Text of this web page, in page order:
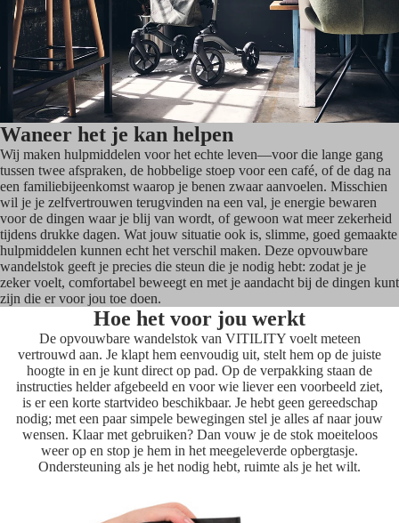
Waneer het je kan helpen
Wij maken hulpmiddelen voor het echte leven—voor die lange gang
tussen twee afspraken, de hobbelige stoep voor een café, of de dag na
een familiebijeenkomst waarop je benen zwaar aanvoelen. Misschien
wil je je zelfvertrouwen terugvinden na een val, je energie bewaren
voor de dingen waar je blij van wordt, of gewoon wat meer zekerheid
tijdens drukke dagen. Wat jouw situatie ook is, slimme, goed gemaakte
hulpmiddelen kunnen echt het verschil maken. Deze opvouwbare
wandelstok geeft je precies die steun die je nodig hebt: zodat je je
zeker voelt, comfortabel beweegt en met je aandacht bij de dingen kunt
zijn die er voor jou toe doen.
Hoe het voor jou werkt
De opvouwbare wandelstok van VITILITY voelt meteen
vertrouwd aan. Je klapt hem eenvoudig uit, stelt hem op de juiste
hoogte in en je kunt direct op pad. Op de verpakking staan de
instructies helder afgebeeld en voor wie liever een voorbeeld ziet,
is er een korte startvideo beschikbaar. Je hebt geen gereedschap
nodig; met een paar simpele bewegingen stel je alles af naar jouw
wensen. Klaar met gebruiken? Dan vouw je de stok moeiteloos
weer op en stop je hem in het meegeleverde opbergtasje.
Ondersteuning als je het nodig hebt, ruimte als je het wilt.